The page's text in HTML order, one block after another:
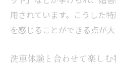
用されています。こうした
を感じることができる点が大
洗車体験と合わせて楽しむ